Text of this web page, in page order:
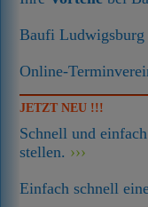
Baufi
Online-
JETZT NEU !!!
Schnell und
stellen.
Einfach schnell